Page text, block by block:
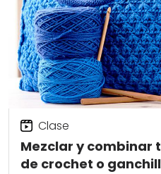
Mezclar y combinar
de crochet o
Clase